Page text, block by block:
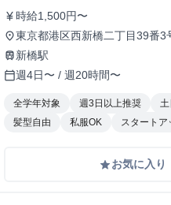
currency_yen時給1,500円〜
place東京都港区西新橋二丁目39番
train 新橋駅
calendar_today週4日〜 / 週20時間〜
全学年対象 週3日以上推奨
髪型自由
私服OK スタートア
gradeお気に入り